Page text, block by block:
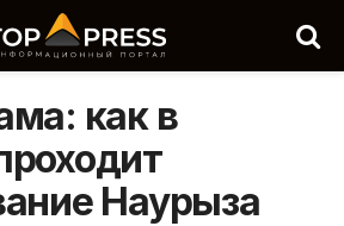
как в
Наурыза